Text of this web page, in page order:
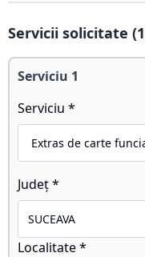
Servicii solicitate (1
Serviciu 1
Serviciu *
Județ *
Localitate *